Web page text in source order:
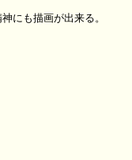
にも描画が出来る。